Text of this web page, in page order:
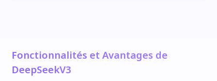
Fonctionnalités et Avantages de
DeepSeekV3